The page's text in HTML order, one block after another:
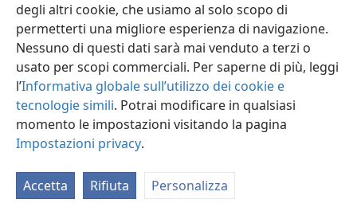
degli altri cookie, che usiamo al solo scopo di
permetterti una migliore esperienza di navigazione.
Nessuno di questi dati sarà mai venduto a terzi o
usato per scopi commerciali. Per saperne di più, leggi
l’Informativa globale sull’utilizzo dei cookie e
tecnologie simili. Potrai modificare in qualsiasi
momento le impostazioni visitando la pagina
Impostazioni privacy.
Accetta Rifiuta Personalizza
32Accettando il messaggio del messianico regno di
Dio che questi Israeliti spirituali proclamano sotto lo
spirito di Dio, una “grande folla” di ricercatori del vero
Dio come pecore sono usciti da tutte le nazioni e han
preso residenza con loro nel loro Paradiso spirituale.
Qui adorano lo stesso Dio, Geova, sotto il Suo Re
Pastore, Gesù Cristo. (
l’attacco avvenire di Gog di Magog e delle sue orde
internazionali. Pieni di fede, aspettano gioiosamente